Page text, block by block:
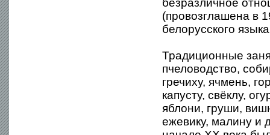
безразличное
(провозглашена в
белорусского
Традиционные
пчеловодство,
гречиху, ячмень,
капусту, свёклу,
яблони, груши,
ежевику, малину и